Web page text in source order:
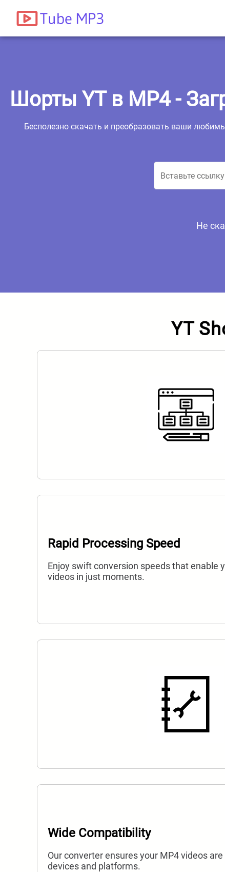
Шорты YT в MP4 -
Бесполезно скачать и преобразовать ваши
Не
YT
Rapid Processing Speed
Enjoy swift conversion speeds that enable
videos in just moments.
Wide Compatibility
Our converter ensures your MP4 videos
devices and platforms.